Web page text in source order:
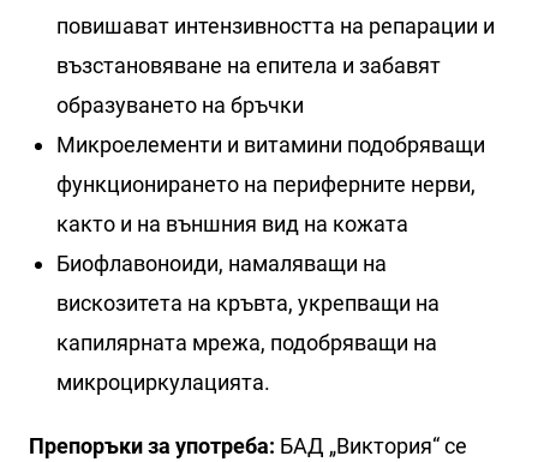
повишават интензивността на репарации и
възстановяване на епитела и забавят
образуването на бръчки
Микроелементи и витамини подобряващи
функционирането на периферните нерви,
както и на външния вид на кожата
Биофлавоноиди, намаляващи на
вискозитета на кръвта, укрепващи на
капилярната мрежа, подобряващи на
микроциркулацията.
Препоръки за употреба: БАД „Виктория“ се